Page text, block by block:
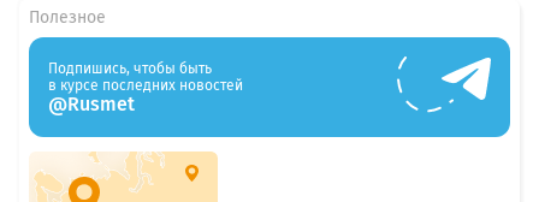
Полезное
Подпишись, чтобы быть
в курсе последних новостей
@Rusmet